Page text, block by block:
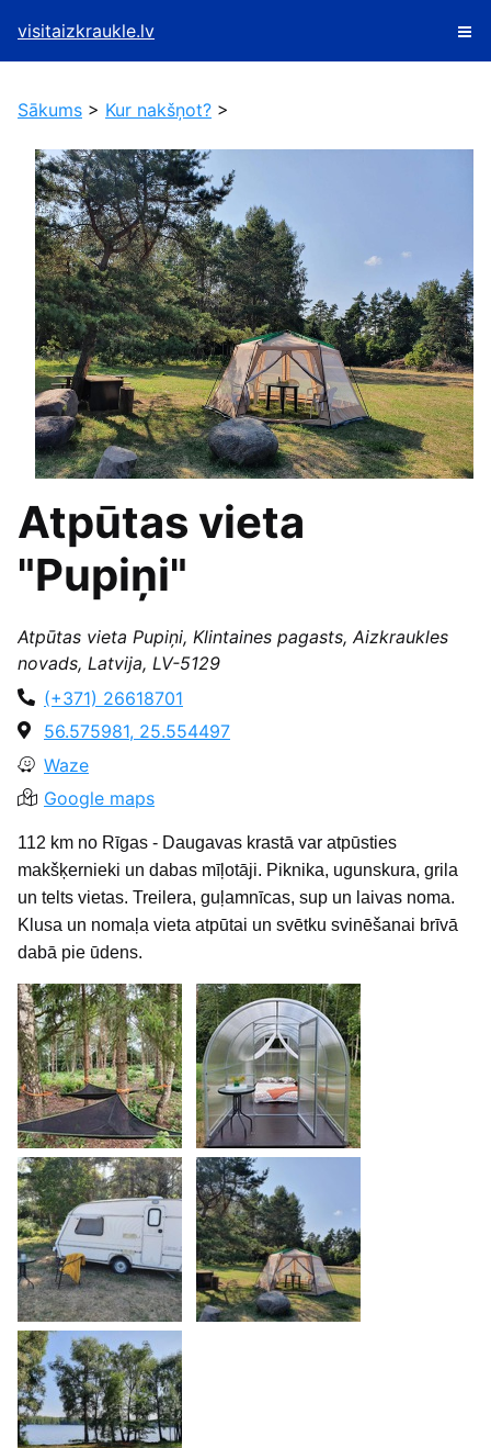
visitaizkraukle.lv
Sākums > Kur nakšņot? >
Atpūtas vieta
"Pupiņi"
Atpūtas vieta Pupiņi, Klintaines pagasts, Aizkraukles
novads, Latvija, LV-5129
(+371) 26618701
56.575981, 25.554497
Waze
Google maps
112 km no Rīgas - Daugavas krastā var atpūsties
makšķernieki un dabas mīļotāji. Piknika, ugunskura, grila
un telts vietas. Treilera, guļamnīcas, sup un laivas noma.
Klusa un nomaļa vieta atpūtai un svētku svinēšanai brīvā
dabā pie ūdens.